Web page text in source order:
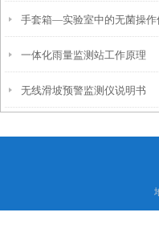
手套箱—实验室中的无菌操作
一体化雨量监测站工作原理
无线滑坡预警监测仪说明书